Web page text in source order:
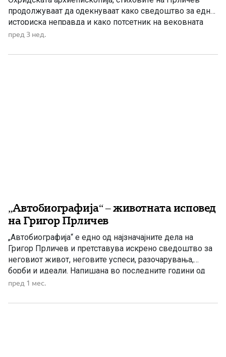
продолжуваат да одекнуваат како сведоштво за една
историска неправда и како потсетник на вековната
борба за зачувување на духовниот и националниот
минатото, туку и порака до идните поколенија дека
пред 3 нед.
„Автобиографија“ – животната исповед
на Григор Прличев
„Автобиографија“ е едно од најзначајните дела на
Григор Прличев и претставува искрено сведоштво за
неговиот живот, неговите успеси, разочарувања,
борби и идеали. Напишана во последните години од
неговиот живот, оваа книга не е само приказна за
кое живеел, за состојбите во Охрид и Македонија во
пред 1 мес.